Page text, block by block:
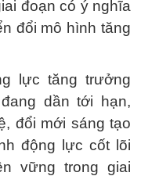
đoạn có ý nghĩa
đổi mô hình tăng
lực tăng trưởng
dần tới hạn,
đổi mới sáng tạo
động lực cốt lõi
vững trong giai